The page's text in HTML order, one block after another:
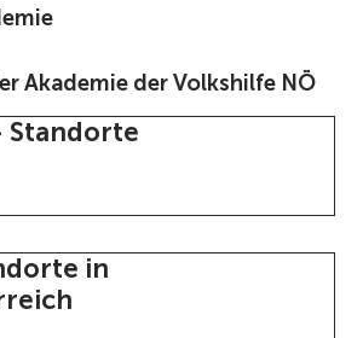
Akademie der Volkshilfe NÖ
Standorte
in